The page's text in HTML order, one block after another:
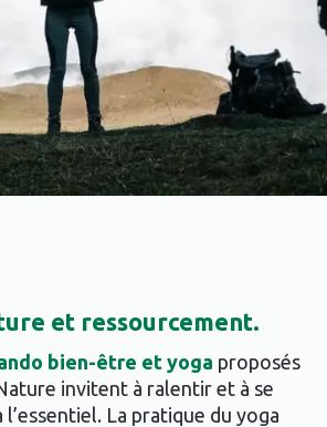
et ressourcement.
bien-être et yoga proposés
invitent à ralentir et à se
La pratique du yoga